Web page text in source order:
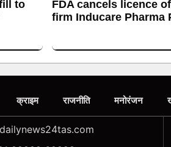
to
FDA cancels licence
firm Inducare Pharma
क्राइम राजनीति मनोरंजन